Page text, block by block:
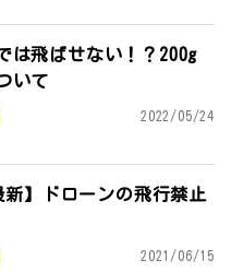
は飛ばせない！？200g
いて
2022/05/24
新】ドローンの飛行禁止
2021/06/15